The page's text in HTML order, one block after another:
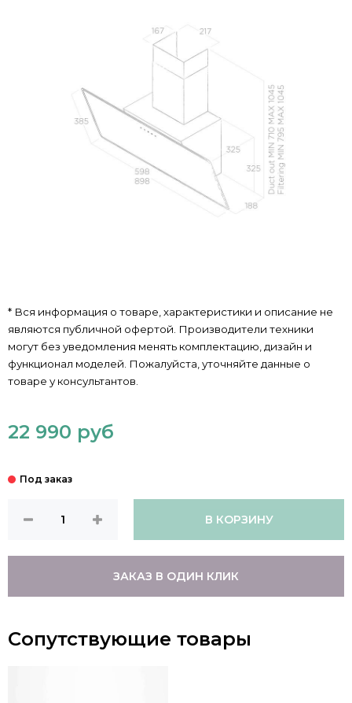
* Вся информация о товаре, характеристики и описание не
являются публичной офертой. Производители техники
могут без уведомления менять комплектацию, дизайн и
функционал моделей. Пожалуйста, уточняйте данные о
товаре у консультантов.
22 990 руб
В КОРЗИНУ
ЗАКАЗ В ОДИН КЛИК
Сопутствующие товары